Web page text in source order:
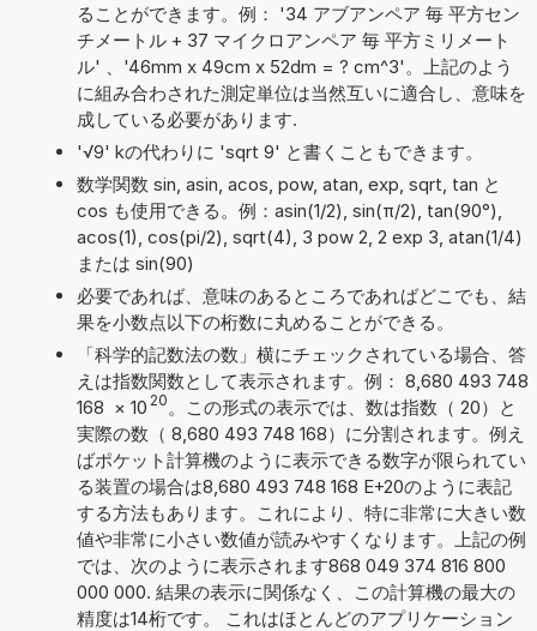
ることができます。例： '34 アブアンペア 毎 平方セン
チメートル + 37 マイクロアンペア 毎 平方ミリメート
ル' 、'46mm x 49cm x 52dm = ? cm^3'。上記のよう
に組み合わされた測定単位は当然互いに適合し、意味を
成している必要があります.
'√9' kの代わりに 'sqrt 9' と書くこともできます。
数学関数 sin, asin, acos, pow, atan, exp, sqrt, tan と
cos も使用できる。例：asin(1/2), sin(π/2), tan(90°),
acos(1), cos(pi/2), sqrt(4), 3 pow 2, 2 exp 3, atan(1/4)
または sin(90)
必要であれば、意味のあるところであればどこでも、結
果を小数点以下の桁数に丸めることができる。
「科学的記数法の数」横にチェックされている場合、答
えは指数関数として表示されます。例： 8,680 493 748
168 × 10 20 。この形式の表示では、数は指数（ 20）と
実際の数（ 8,680 493 748 168）に分割されます。例え
ばポケット計算機のように表示できる数字が限られてい
る装置の場合は8,680 493 748 168 E+20のように表記
する方法もあります。これにより、特に非常に大きい数
値や非常に小さい数値が読みやすくなります。上記の例
では、次のように表示されます868 049 374 816 800
000 000. 結果の表示に関係なく、この計算機の最大の
精度は14桁です。 これはほとんどのアプリケーション